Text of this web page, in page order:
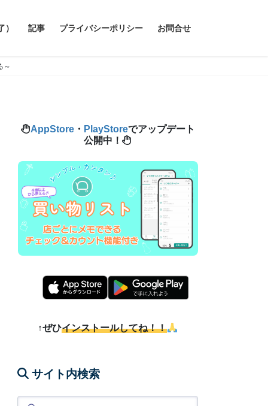
記事 プライバシーポリシー お問合せ
～
AppStore・ PlayStoreでアップデート
公開中！
↑ぜひインストールしてね！！
サイト内検索